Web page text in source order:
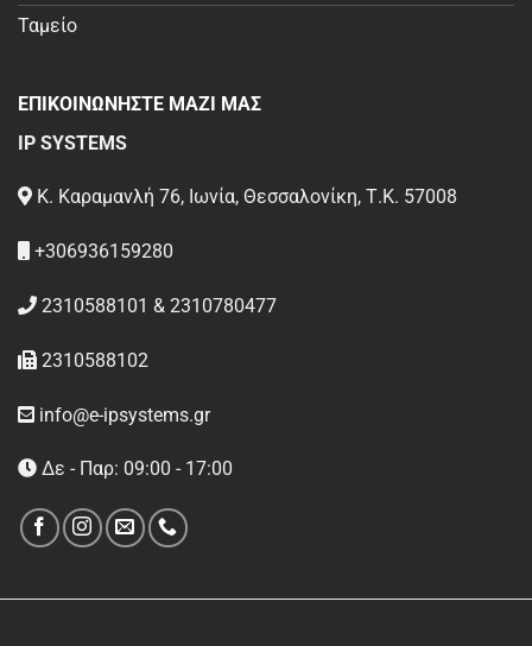
Ταμείο
ΕΠΙΚΟΙΝΩΝΗΣΤΕ ΜΑΖΙ ΜΑΣ
IP SYSTEMS
Κ. Καραμανλή 76, Ιωνία, Θεσσαλονίκη, Τ.Κ. 57008
+306936159280
2310588101 & 2310780477
2310588102
info@e-ipsystems.gr
Δε - Παρ: 09:00 - 17:00